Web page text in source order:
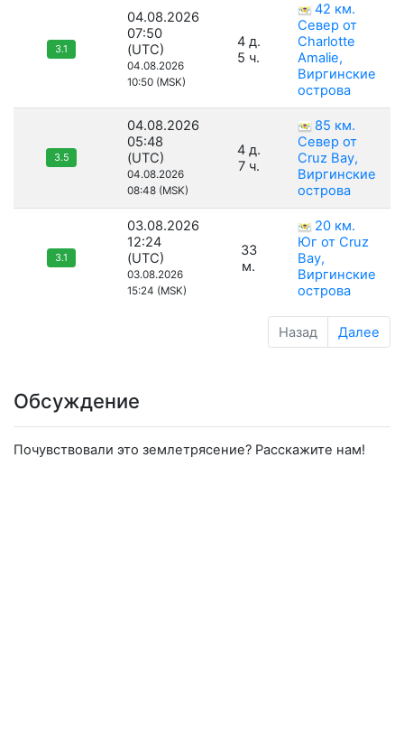
3.1
04.08.2026
07:50
(UTC)
04.08.2026
10:50 (MSK)
4 д.
5 ч.
42 км.
Север от
Charlotte
Amalie,
Виргинские
острова
3.5
04.08.2026
05:48
(UTC)
04.08.2026
08:48 (MSK)
4 д.
7 ч.
85 км.
Север от
Cruz Bay,
Виргинские
острова
3.1
03.08.2026
12:24
(UTC)
03.08.2026
15:24 (MSK)
33
м.
20 км.
Юг от Cruz
Bay,
Виргинские
острова
Назад Далее
Обсуждение
Почувствовали это землетрясение? Расскажите нам!